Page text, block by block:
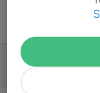
Vinnare